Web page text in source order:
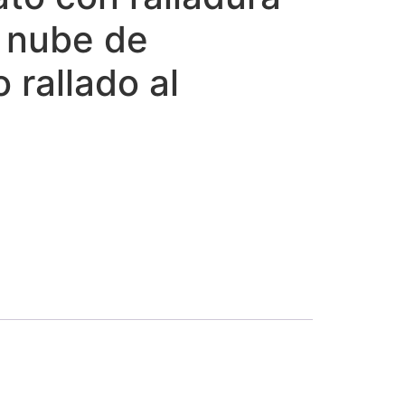
de
rallado al